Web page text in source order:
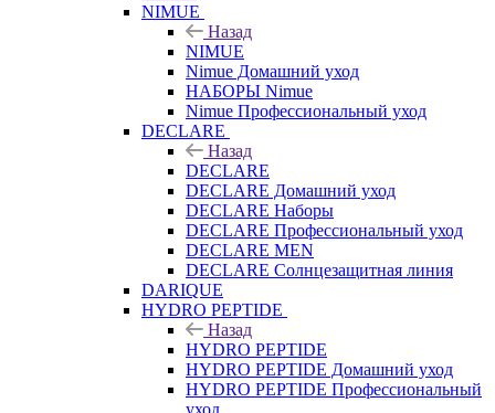
NIMUE
Назад
NIMUE
Nimue Домашний уход
НАБОРЫ Nimue
Nimue Профессиональный уход
DECLARE
Назад
DECLARE
DECLARE Домашний уход
DECLARE Наборы
DECLARE Профессиональный уход
DECLARE MEN
DECLARE Солнцезащитная линия
DARIQUE
HYDRO PEPTIDE
Назад
HYDRO PEPTIDE
HYDRO PEPTIDE Домашний уход
HYDRO PEPTIDE Профессиональный
уход